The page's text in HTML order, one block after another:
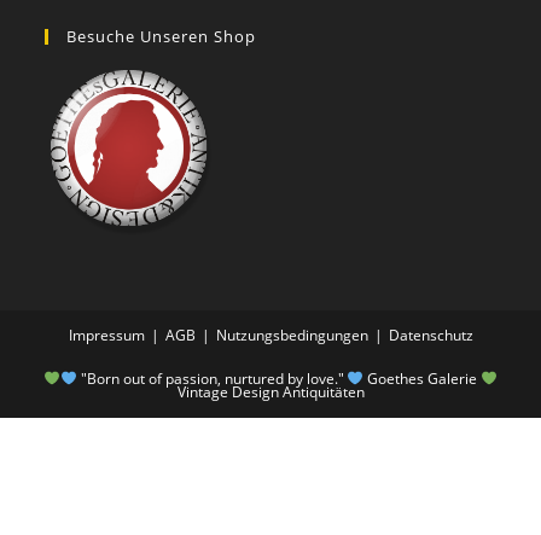
Besuche Unseren Shop
Impressum AGB Nutzungsbedingungen Datenschutz
"Born out of passion, nurtured by love." Goethes Galerie
Vintage Design Antiquitäten